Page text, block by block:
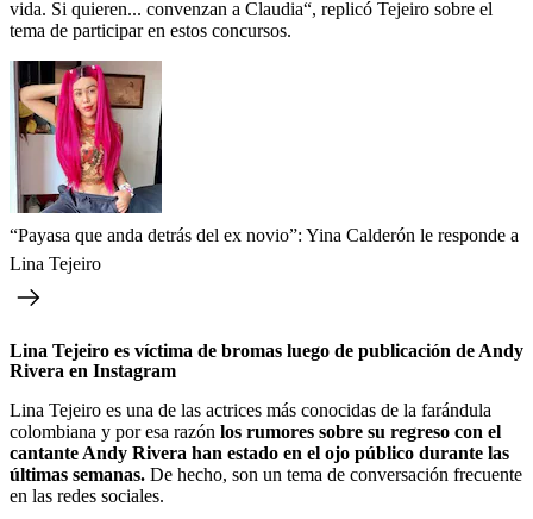
vida. Si quieren... convenzan a Claudia“, replicó Tejeiro sobre el
tema de participar en estos concursos.
“Payasa que anda detrás del ex novio”: Yina Calderón le responde a
Lina Tejeiro
Lina Tejeiro es víctima de bromas luego de publicación de Andy
Rivera en Instagram
Lina Tejeiro es una de las actrices más conocidas de la farándula
colombiana y por esa razón los rumores sobre su regreso con el
cantante Andy Rivera han estado en el ojo público durante las
últimas semanas. De hecho, son un tema de conversación frecuente
en las redes sociales.